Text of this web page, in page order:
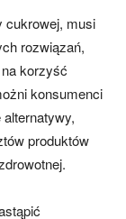
cukrowej, musi
rozwiązań,
korzyść
konsumenci
produktów